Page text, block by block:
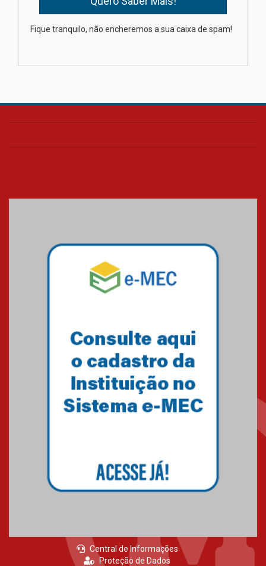
na educação dos filhos além da
Fique tranquilo, não encheremos a sua caixa de spam!
Central de Informações
Proteção de Dados